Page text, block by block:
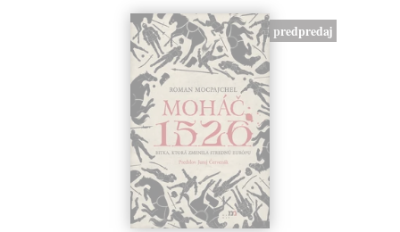
predpredaj